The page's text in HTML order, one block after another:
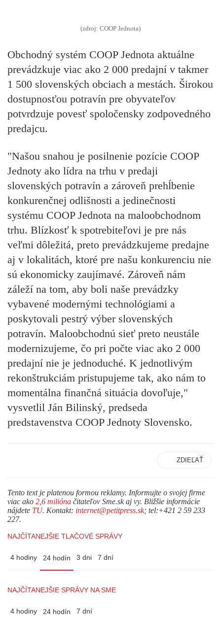
(zdroj: COOP Jednota)
Obchodný systém COOP Jednota aktuálne
prevádzkuje viac ako 2 000 predajní v takmer
1 500 slovenských obciach a mestách. Širokou
dostupnosťou potravín pre obyvateľov
potvrdzuje povesť spoločensky zodpovedného
predajcu.
"Našou snahou je posilnenie pozície COOP
Jednoty ako lídra na trhu v predaji
slovenských potravín a zároveň prehĺbenie
konkurenčnej odlišnosti a jedinečnosti
systému COOP Jednota na maloobchodnom
trhu. Blízkosť k spotrebiteľovi je pre nás
veľmi dôležitá, preto prevádzkujeme predajne
aj v lokalitách, ktoré pre našu konkurenciu nie
sú ekonomicky zaujímavé. Zároveň nám
záleží na tom, aby boli naše prevádzky
vybavené modernými technológiami a
poskytovali pestrý výber slovenských
potravín. Maloobchodnú sieť preto neustále
modernizujeme, čo pri počte viac ako 2 000
predajní nie je jednoduché. K jednotlivým
rekonštrukciám pristupujeme tak, ako nám to
momentálna finančná situácia dovoľuje,"
vysvetlil Ján Bilinský, predseda
predstavenstva COOP Jednoty Slovensko.
ZDIEĽAŤ
Tento text je platenou formou reklamy. Informujte o svojej firme
viac ako 2,6 milióna čitateľov Sme.sk aj vy. Bližšie informácie
nájdete TU. Kontakt: internet@petitpress.sk; tel:+421 2 59 233
227.
NAJČÍTANEJŠIE TLAČOVÉ SPRÁVY
4 hodiny 24 hodín 3 dni 7 dní
NAJČÍTANEJŠIE SPRÁVY NA SME
4 hodiny 24 hodín 7 dní